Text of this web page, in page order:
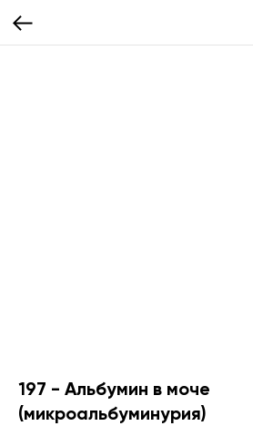
197 - Альбумин в моче
(микроальбуминурия)